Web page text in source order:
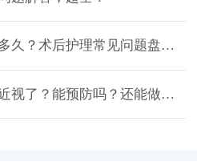
近视手术的恢复期要多久？术后护理常见问题盘点，想摘镜的看过来！
近视激光手术做完又近视了？能预防吗？还能做二次手术吗？